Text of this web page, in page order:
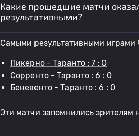
Какие прошедшие матчи
результативными?
Самыми результативными играми
Пикерно - Таранто : 7 : 0
Сорренто - Таранто : 6 : 0
Беневенто - Таранто : 6 : 0
Эти матчи запомнились зрителям